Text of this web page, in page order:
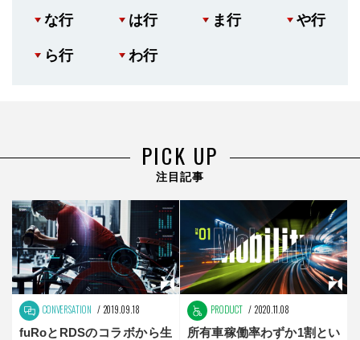
な行 は行 ま行 や行
ら行 わ行
PICK UP
注目記事
CONVERSATION 2019.09.18
fuRoとRDSのコラボから生
PRODUCT 2020.11.08
所有車稼働率わずか1割とい